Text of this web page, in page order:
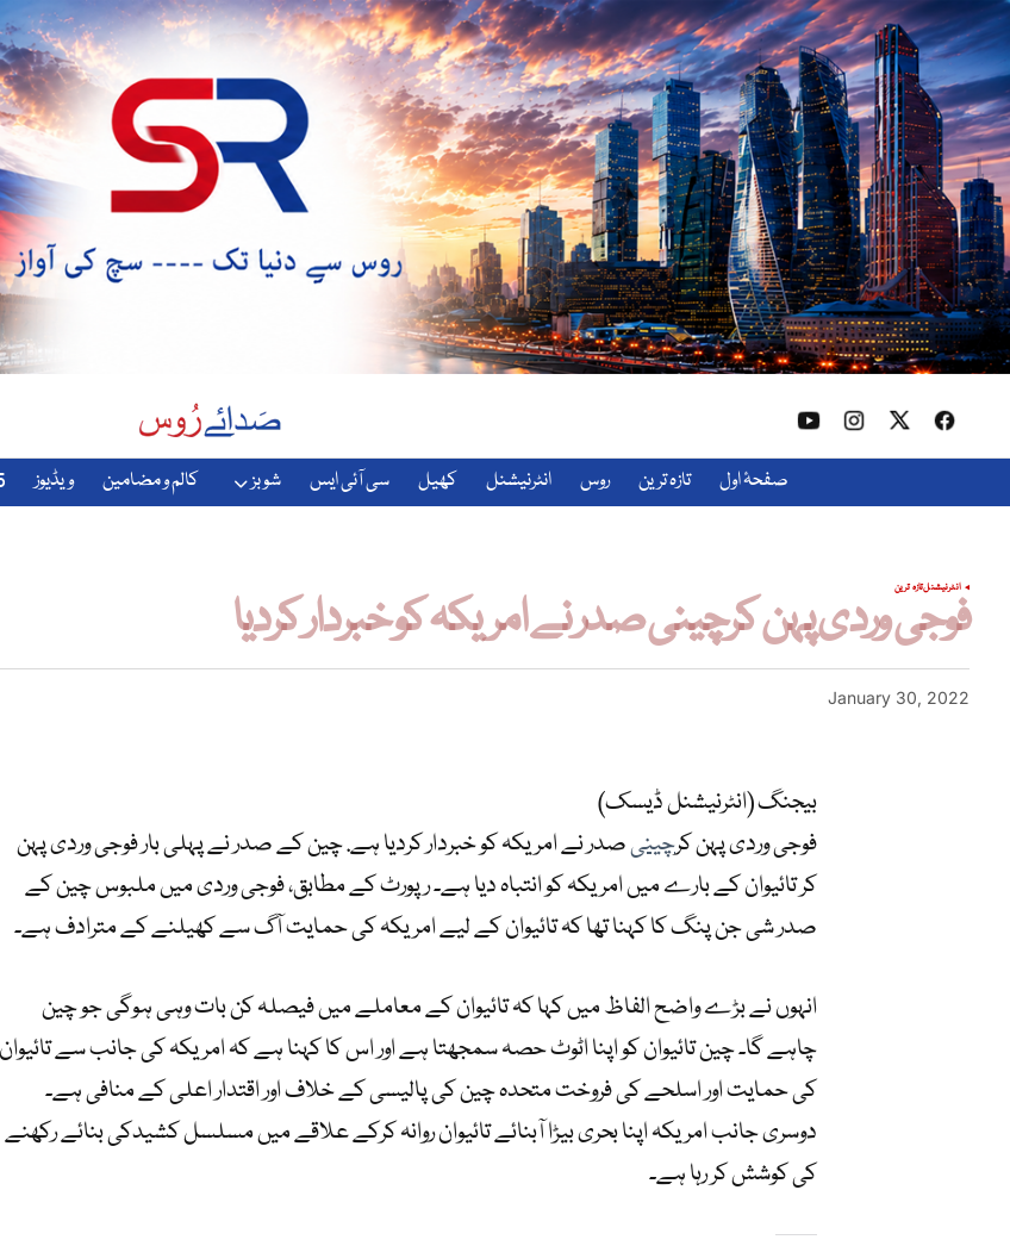
صفحۂ اول تازہ ترین روس انٹرنیشنل کھیل سی آئی ایس شوبز کالم و مضامین ویڈیوز
انٹرنیشنلتازہ ترین
فوجی وردی پہن کرچینی صدر نے امریکہ کو خبردار کردیا
January 30, 2022
بیجنگ (انٹرنیشنل ڈیسک)
فوجی وردی پہن کرچینیصدر نے امریکہ کو خبردار کردیا ہے. چین کے صدر نے پہلی بار فوجی وردی پہن
کر تائیوان کے بارے میں امریکہ کو انتباہ دیا ہے۔ رپورٹ کے مطابق، فوجی وردی میں ملبوس چین کے
صدر شی جن پنگ کا کہنا تھا کہ تائیوان کے لیے امریکہ کی حمایت آگ سے کھیلنے کے مترادف ہے۔
انہوں نے بڑے واضح الفاظ میں کہا کہ تائیوان کے معاملے میں فیصلہ کن بات وہی ہوگی جو چین
چاہے گا۔ چین تائیوان کو اپنا اٹوٹ حصہ سمجھتا ہے اور اس کا کہنا ہے کہ امریکہ کی جانب سے تائیوان
کی حمایت اور اسلحے کی فروخت متحدہ چین کی پالیسی کے خلاف اور اقتدار اعلی کے منافی ہے۔
دوسری جانب امریکہ اپنا بحری بیڑا آبنائے تائیوان روانہ کرکے علاقے میں مسلسل کشیدکی بنائے رکھنے
کی کوشش کر رہا ہے۔